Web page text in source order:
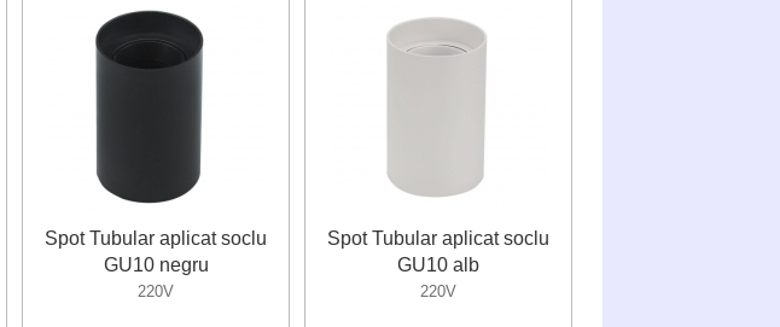
Spot Tubular aplicat soclu
GU10 negru
220V
Spot Tubular aplicat soclu
GU10 alb
220V